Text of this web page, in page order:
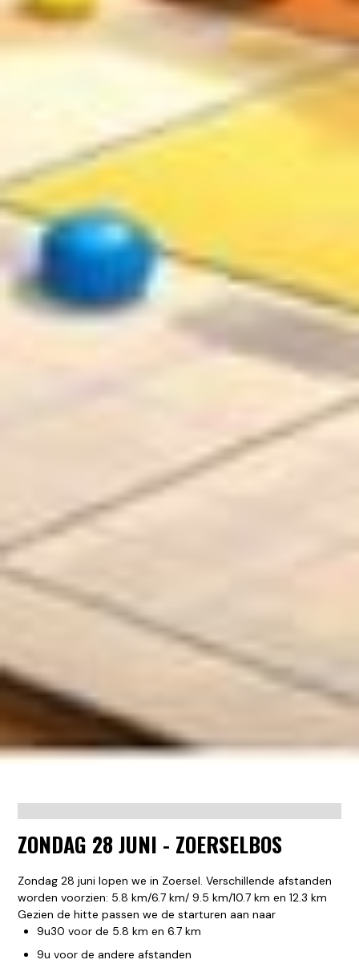
ZONDAG 28 JUNI - ZOERSELBOS
Zondag 28 juni lopen we in Zoersel. Verschillende afstanden
worden voorzien: 5.8 km/6.7 km/ 9.5 km/10.7 km en 12.3 km
Gezien de hitte passen we de starturen aan naar
9u30 voor de 5.8 km en 6.7 km
9u voor de andere afstanden